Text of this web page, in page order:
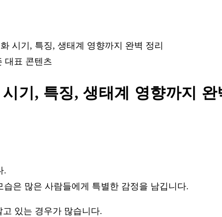
대표 콘텐츠
기, 특징, 생태계 영향까지 완
.
은 많은 사람들에게 특별한 감정을 남깁니다.
있는 경우가 많습니다.